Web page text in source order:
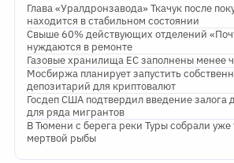
Глава «Уралдронзавода» Ткачук после
находится в стабильном состоянии
Свыше 60% действующих отделений
нуждаются в ремонте
Газовые хранилища ЕС заполнены менее
Мосбиржа планирует запустить
депозитарий для криптовалют
Госдеп США подтвердил введение залога
для ряда мигрантов
В Тюмени с берега реки Туры собрали уже
мертвой рыбы